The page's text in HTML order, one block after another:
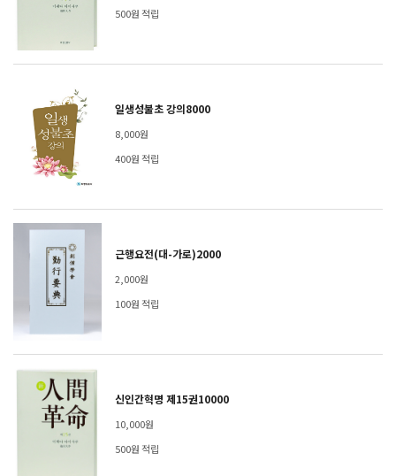
500원 적립
일생성불초 강의8000
8,000원
400원 적립
근행요전(대-가로)2000
2,000원
100원 적립
신인간혁명 제15권10000
10,000원
500원 적립